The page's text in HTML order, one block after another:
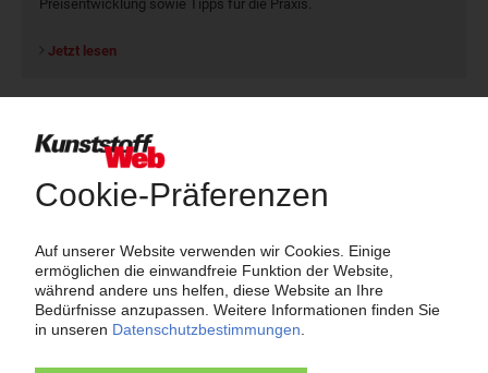
Preisentwicklung sowie Tipps für die Praxis.
Jetzt lesen
Die wichtigsten Nachrichten und Neuigkeiten aus der
Kunststoffbranche – jeden Tag brandaktuell!